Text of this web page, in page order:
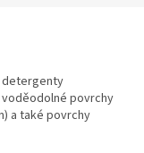
detergenty
povrchy
a také povrchy